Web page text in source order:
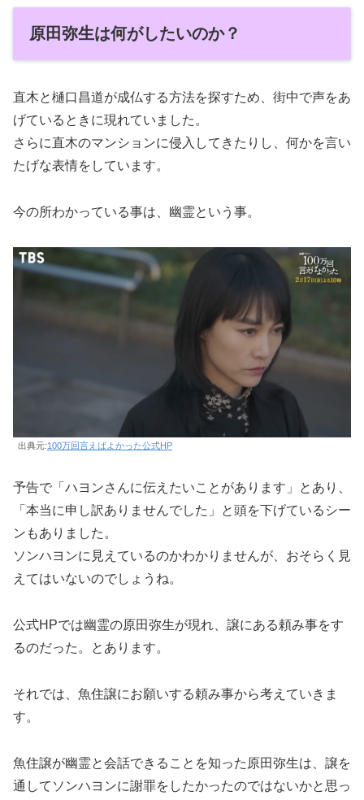
原田弥生は何がしたいのか？
直木と樋口昌道が成仏する方法を探すため、街中で声をあ
げているときに現れていました。
さらに直木のマンションに侵入してきたりし、何かを言い
たげな表情をしています。
今の所わかっている事は、幽霊という事。
出典元:100万回言えばよかった公式HP
予告で「ハヨンさんに伝えたいことがあります」とあり、
「本当に申し訳ありませんでした」と頭を下げているシー
ンもありました。
ソンハヨンに見えているのかわかりませんが、おそらく見
えてはいないのでしょうね。
公式HPでは幽霊の原田弥生が現れ、譲にある頼み事をす
るのだった。とあります。
それでは、魚住譲にお願いする頼み事から考えていきま
す。
魚住譲が幽霊と会話できることを知った原田弥生は、譲を
通してソンハヨンに謝罪をしたかったのではないかと思っ